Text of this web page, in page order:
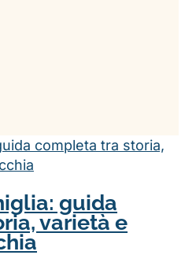
guida
varietà e